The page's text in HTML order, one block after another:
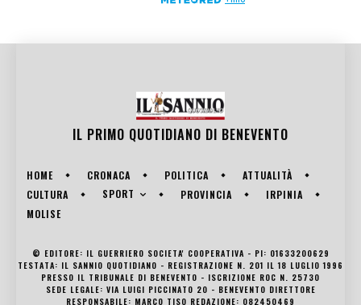
IL PRIMO QUOTIDIANO DI BENEVENTO
HOME CRONACA POLITICA
ATTUALITÀ
CULTURA
SPORT PROVINCIA
IRPINIA
MOLISE
© EDITORE: IL GUERRIERO SOCIETA' COOPERATIVA - PI: 01633200629
TESTATA: IL SANNIO QUOTIDIANO - REGISTRAZIONE N. 201 IL 18 LUGLIO 1996
PRESSO IL TRIBUNALE DI BENEVENTO - ISCRIZIONE ROC N. 25730
SEDE LEGALE: VIA LUIGI PICCINATO 20 - BENEVENTO DIRETTORE
RESPONSABILE: MARCO TISO REDAZIONE: 082450469